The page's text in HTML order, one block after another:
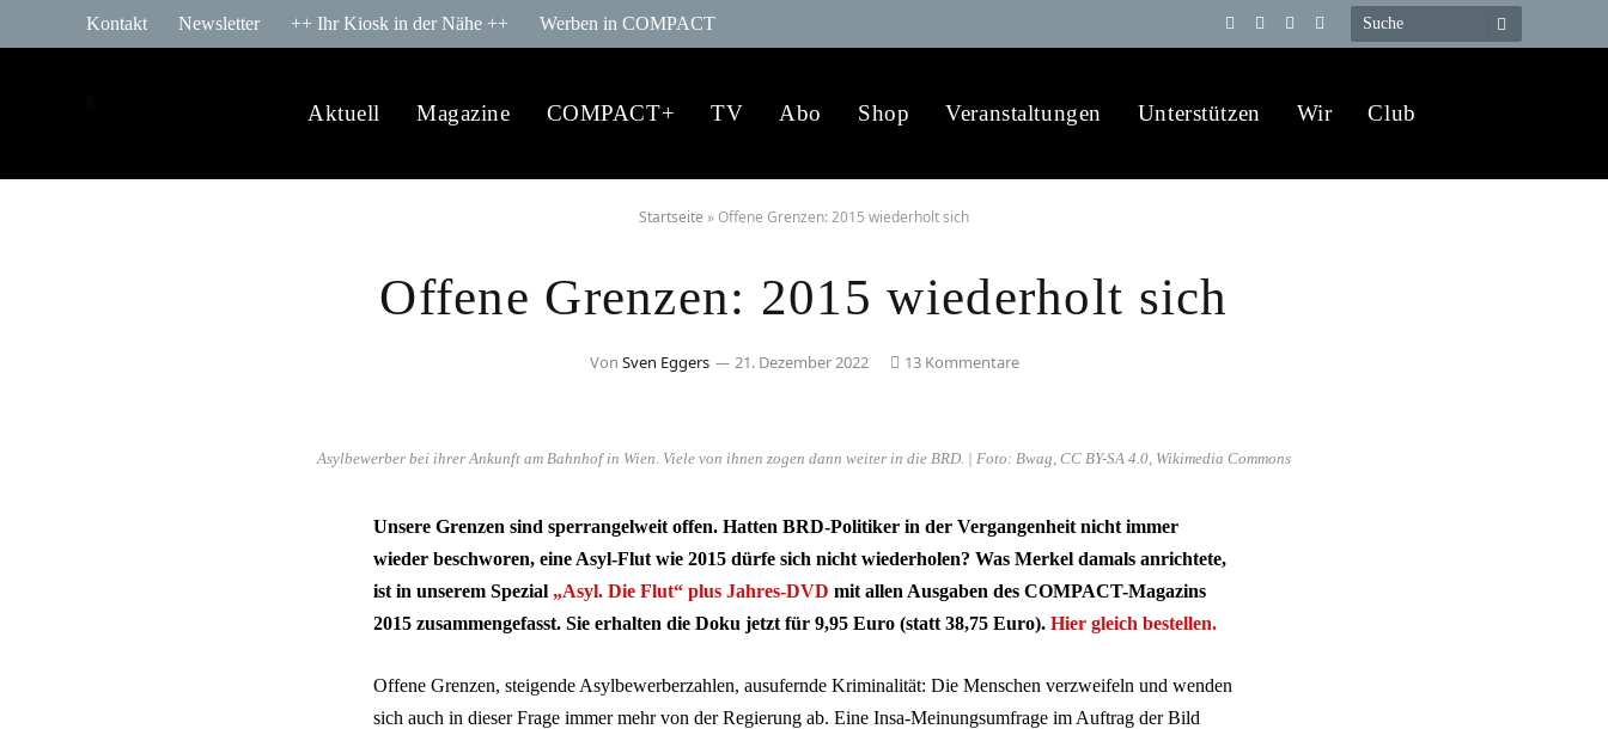
Kontakt Newsletter ++ Ihr Kiosk in der Nähe ++ Werben in COMPACT
Telegram
YouTube
X
WhatsApp
Aktuell Magazine COMPACT+ TV Abo Shop Veranstaltungen Unterstützen Wir Club
Startseite »Offene Grenzen: 2015 wiederholt sich
Offene Grenzen: 2015 wiederholt sich
Von Sven Eggers 21. Dezember 2022 13 Kommentare
Asylbewerber bei ihrer Ankunft am Bahnhof in Wien. Viele von ihnen zogen dann weiter in die BRD. | Foto: Bwag, CC BY-SA 4.0, Wikimedia Commons
Unsere Grenzen sind sperrangelweit offen. Hatten BRD-Politiker in der Vergangenheit nicht immer
wieder beschworen, eine Asyl-Flut wie 2015 dürfe sich nicht wiederholen? Was Merkel damals anrichtete,
ist in unserem Spezial „Asyl. Die Flut“ plus Jahres-DVD mit allen Ausgaben des COMPACT-Magazins
2015 zusammengefasst. Sie erhalten die Doku jetzt für 9,95 Euro (statt 38,75 Euro). Hier gleich bestellen.
Offene Grenzen, steigende Asylbewerberzahlen, ausufernde Kriminalität: Die Menschen verzweifeln und wenden
sich auch in dieser Frage immer mehr von der Regierung ab. Eine Insa-Meinungsumfrage im Auftrag der Bild